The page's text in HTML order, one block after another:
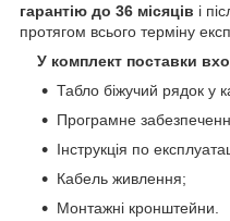
гарантію до 36 місяців і
протягом всього терміну
У комплект поставки
Табло біжучий рядок у
Програмне
Інструкція по
Кабель живлення;
Монтажні кронштейни.